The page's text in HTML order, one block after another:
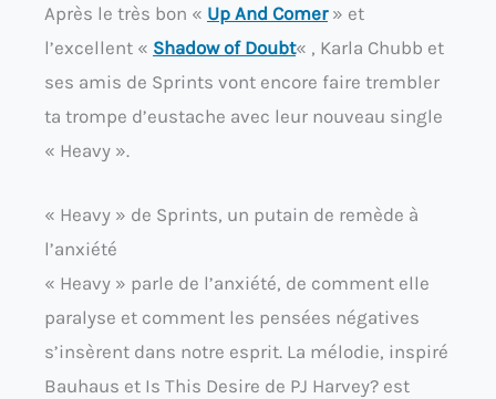
Après le très bon « Up And Comer» et
l’excellent « Shadow of Doubt« , Karla Chubb et
ses amis de Sprints vont encore faire trembler
ta trompe d’eustache avec leur nouveau single
« Heavy ».
« Heavy » de Sprints, un putain de remède à
l’anxiété
« Heavy » parle de l’anxiété, de comment elle
paralyse et comment les pensées négatives
s’insèrent dans notre esprit. La mélodie, inspiré
Bauhaus et Is This Desire de PJ Harvey? est